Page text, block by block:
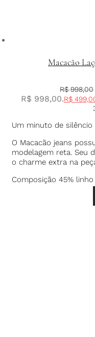
Macacão
R$998,00
R$ 998,00.R$
Um minuto de silêncio
O Macacão jeans
modelagem reta. Seu
o charme extra na
Composição 45%